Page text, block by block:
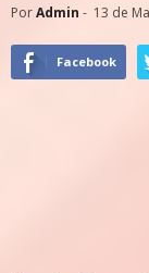
PorAdmin - 13 de
Facebook